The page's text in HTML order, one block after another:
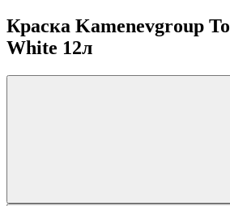
Краска Kamenevgroup
White 12л